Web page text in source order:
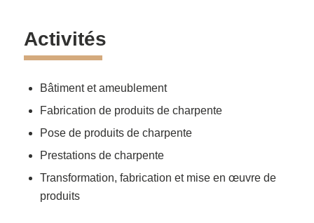
Activités
Bâtiment et ameublement
Fabrication de produits de charpente
Pose de produits de charpente
Prestations de charpente
Transformation, fabrication et mise en œuvre de
produits